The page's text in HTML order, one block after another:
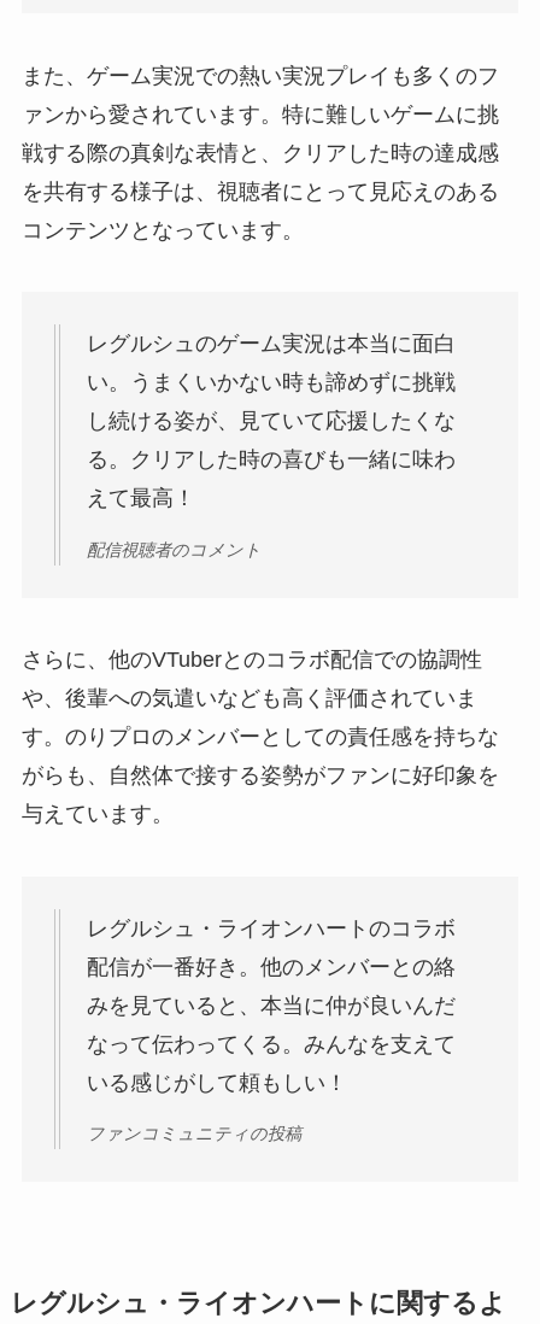
また、ゲーム実況での熱い実況プレイも多くのフ
ァンから愛されています。特に難しいゲームに挑
戦する際の真剣な表情と、クリアした時の達成感
を共有する様子は、視聴者にとって見応えのある
コンテンツとなっています。
レグルシュのゲーム実況は本当に面白
い。うまくいかない時も諦めずに挑戦
し続ける姿が、見ていて応援したくな
る。クリアした時の喜びも一緒に味わ
えて最高！
配信視聴者のコメント
さらに、他のVTuberとのコラボ配信での協調性
や、後輩への気遣いなども高く評価されていま
す。のりプロのメンバーとしての責任感を持ちな
がらも、自然体で接する姿勢がファンに好印象を
与えています。
レグルシュ・ライオンハートのコラボ
配信が一番好き。他のメンバーとの絡
みを見ていると、本当に仲が良いんだ
なって伝わってくる。みんなを支えて
いる感じがして頼もしい！
ファンコミュニティの投稿
レグルシュ・ライオンハートに関するよ